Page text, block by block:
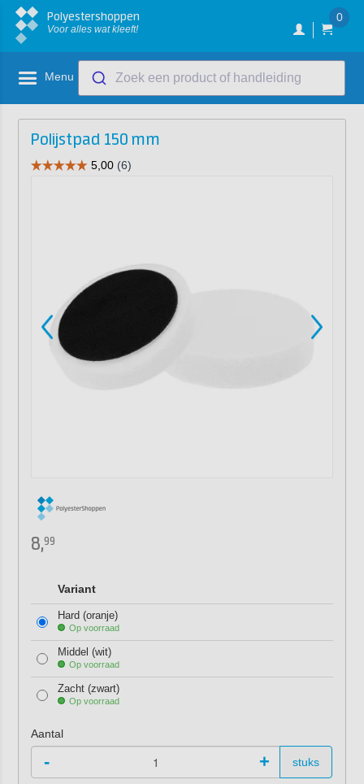
Polyestershoppen
Voor alles wat kleeft!
0
Menu Zoek een product of handleiding
Polijstpad 150 mm
8,99
Variant
Hard (oranje)
Op voorraad
Middel (wit)
Op voorraad
Zacht (zwart)
Op voorraad
Aantal
- + stuks